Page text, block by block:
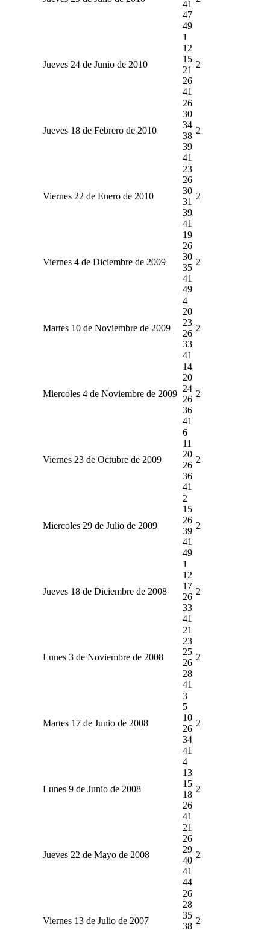
41
47
49
Jueves 24 de Junio de 2010
1
12
15
21
26
41
2
Jueves 18 de Febrero de 2010
26
30
34
38
39
41
2
Viernes 22 de Enero de 2010
23
26
30
31
39
41
2
Viernes 4 de Diciembre de 2009
19
26
30
35
41
49
2
Martes 10 de Noviembre de 2009
4
20
23
26
33
41
2
Miercoles 4 de Noviembre de 2009
14
20
24
26
36
41
2
Viernes 23 de Octubre de 2009
6
11
20
26
36
41
2
Miercoles 29 de Julio de 2009
2
15
26
39
41
49
2
Jueves 18 de Diciembre de 2008
1
12
17
26
33
41
2
Lunes 3 de Noviembre de 2008
21
23
25
26
28
41
2
Martes 17 de Junio de 2008
3
5
10
26
34
41
2
Lunes 9 de Junio de 2008
4
13
15
18
26
41
2
Jueves 22 de Mayo de 2008
21
26
29
40
41
44
2
Viernes 13 de Julio de 2007
26
28
35
38
2